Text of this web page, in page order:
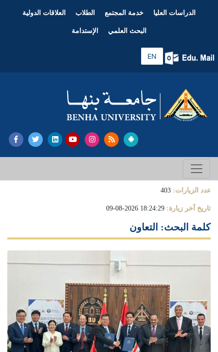
الدراسات العليا خدمة المجتمع الطلاب العلاقات الدولية
البحث العلمي الإستدامة
EN
عدد الزيارات: 403
تاريخ آخر زيارة: 18:24:29 2026-08-09
كلمة البحث: التعاون